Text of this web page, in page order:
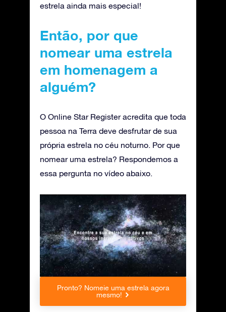
estrela ainda mais especial!
Então, por que
nomear uma estrela
em homenagem a
alguém?
O Online Star Register acredita que toda
pessoa na Terra deve desfrutar de sua
própria estrela no céu noturno. Por que
nomear uma estrela? Respondemos a
essa pergunta no vídeo abaixo.
Pronto? Nomeie uma estrela agora
mesmo!